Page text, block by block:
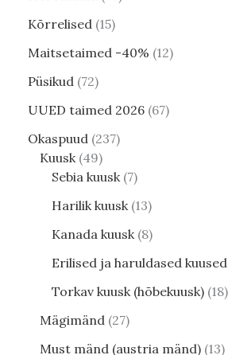
Kõrrelised 15
Maitsetaimed -40% 12
Püsikud 72
UUED taimed 2026 67
Okaspuud 237
Kuusk 49
Sebia kuusk 7
Harilik kuusk 13
Kanada kuusk 8
Erilised ja haruldased kuused
Torkav kuusk (hõbekuusk) 18
Mägimänd 27
Must mänd (austria mänd) 13